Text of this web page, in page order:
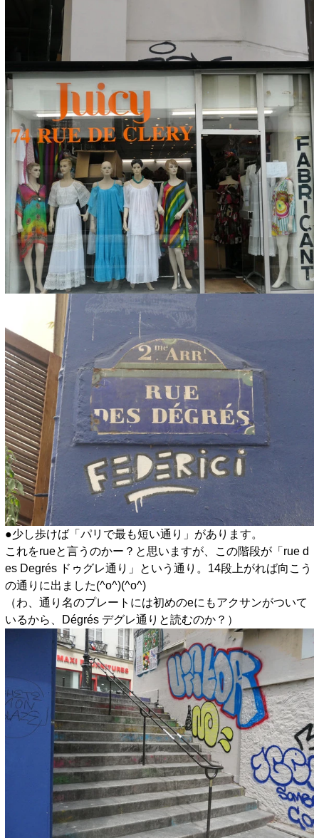
●少し歩けば「パリで最も短い通り」があります。
これをrueと言うのかー？と思いますが、この階段が「rue d
es Degrés ドゥグレ通り」という通り。14段上がれば向こう
の通りに出ました(^o^)(^o^)
（わ、通り名のプレートには初めのeにもアクサンがついて
いるから、Dégrés デグレ通りと読むのか？）